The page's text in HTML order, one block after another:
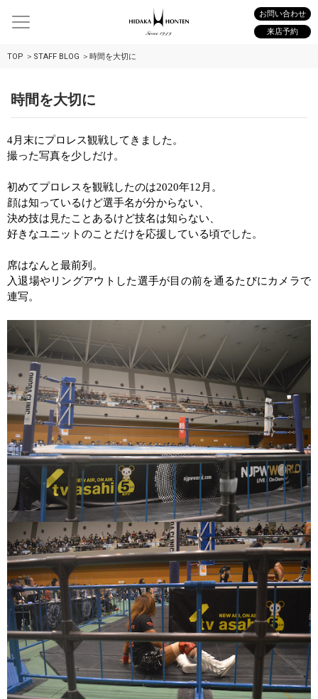
お問い合わせ
来店予約
TOP STAFF BLOG 時間を大切に
時間を大切に
4月末にプロレス観戦してきました。
撮った写真を少しだけ。
初めてプロレスを観戦したのは2020年12 月。
顔は知っているけど選手名が分からない、
決め技は見たことあるけど技名は知らない、
好きなユニットのことだけを応援している頃でした。
席はなんと最前列。
入退場やリングアウトした選手が目の前を通るたびにカメラで
連写。